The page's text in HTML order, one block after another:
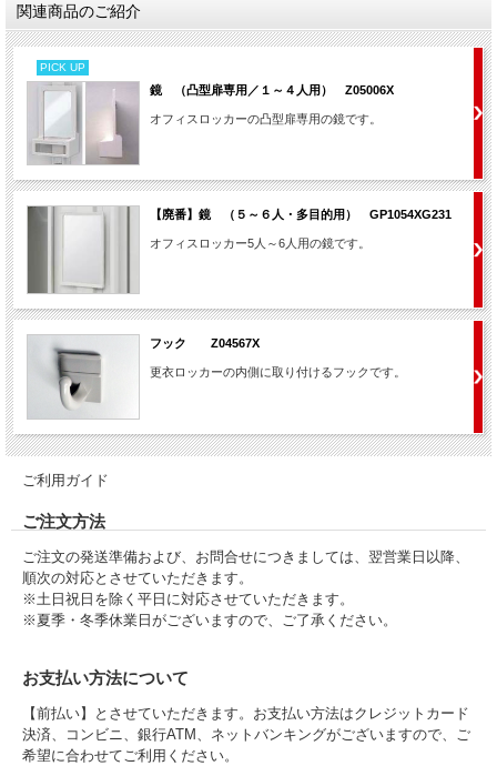
関連商品のご紹介
PICK UP
鏡 （凸型扉専用／１～４人用） Z05006X
オフィスロッカーの凸型扉専用の鏡です。
【廃番】鏡 （５～６人・多目的用） GP1054XG231
オフィスロッカー5人～6人用の鏡です。
フック Z04567X
更衣ロッカーの内側に取り付けるフックです。
ご利用ガイド
ご注文方法
ご注文の発送準備および、お問合せにつきましては、翌営業日以降、
順次の対応とさせていただきます。
※土日祝日を除く平日に対応させていただきます。
※夏季・冬季休業日がございますので、ご了承ください。
お支払い方法について
【前払い】とさせていただきます。お支払い方法はクレジットカード
決済、コンビニ、銀行ATM、ネットバンキングがございますので、ご
希望に合わせてご利用ください。